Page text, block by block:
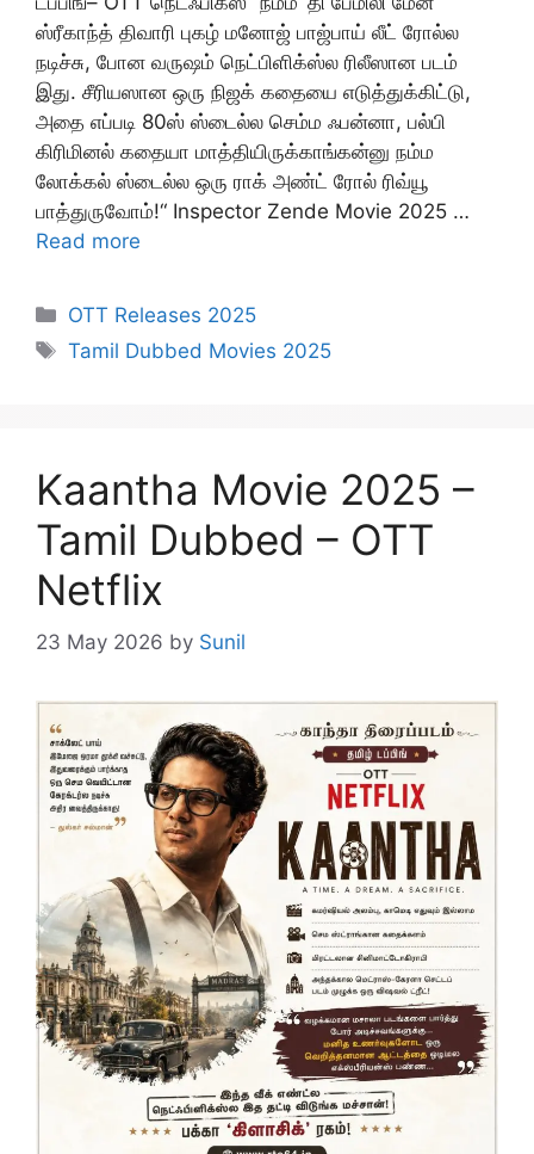
ஸ்ரீகாந்த் திவாரி புகழ் மனோஜ் பாஜ்பாய் லீட் ரோல்ல
நடிச்சு, போன வருஷம் நெட்பிளிக்ஸ்ல ரிலீஸான படம்
இது. சீரியஸான ஒரு நிஜக் கதையை எடுத்துக்கிட்டு,
அதை எப்படி 80ஸ் ஸ்டைல்ல செம்ம ஃபன்னா, பல்பி
கிரிமினல் கதையா மாத்தியிருக்காங்கன்னு நம்ம
லோக்கல் ஸ்டைல்ல ஒரு ராக் அண்ட் ரோல் ரிவ்யூ
பாத்துருவோம்!“ Inspector Zende Movie 2025 …
Read more
Categories
OTT Releases 2025
Tags
Tamil Dubbed Movies 2025
Kaantha Movie 2025 –
Tamil Dubbed – OTT
Netflix
23 May 2026 by Sunil